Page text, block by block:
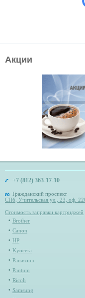
Акции
+7 (812) 363-17-10
Гражданский проспект
СПб, Учительская ул., 23, оф.
Стоимость заправки картриджей
Brother
Canon
HP
Kyocera
Panasonic
Pantum
Ricoh
Samsung